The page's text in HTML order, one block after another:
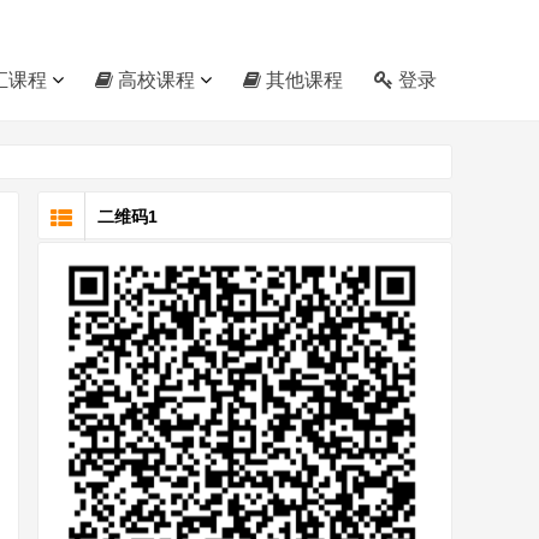
课程 高校课程 其他课程 登录
二维码1